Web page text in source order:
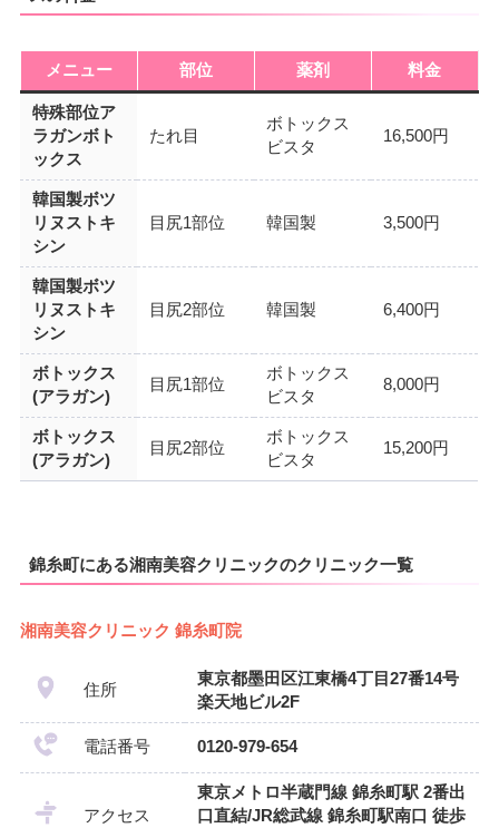
メニュー 部位 薬剤 料金
特殊部位ア
ラガンボト
ックス
たれ目
ボトックス
ビスタ
16,500円
韓国製ボツ
リヌストキ
シン
目尻1部位 韓国製 3,500円
韓国製ボツ
リヌストキ
シン
目尻2部位 韓国製 6,400円
ボトックス
(アラガン)
目尻1部位
ボトックス
ビスタ
8,000円
ボトックス
(アラガン)
目尻2部位
ボトックス
ビスタ
15,200円
錦糸町にある湘南美容クリニックのクリニック一覧
湘南美容クリニック 錦糸町院
住所
東京都墨田区江東橋4丁目27番14号
楽天地ビル2F
電話番号 0120-979-654
アクセス
東京メトロ半蔵門線 錦糸町駅 2番出
口直結/JR総武線 錦糸町駅南口 徒歩